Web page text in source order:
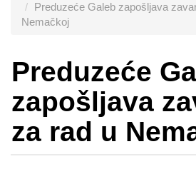
Preduzeće Galeb zapošljava
Nemačkoj
Preduzeće
zapošljava
za rad u